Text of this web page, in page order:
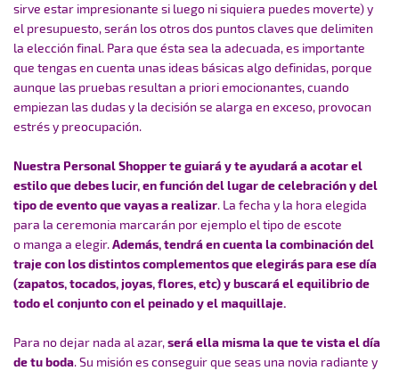
sirve estar impresionante si luego ni siquiera puedes moverte) y
el presupuesto, serán los otros dos puntos claves que delimiten
la elección final. Para que ésta sea la adecuada, es importante
que tengas en cuenta unas ideas básicas algo definidas, porque
aunque las pruebas resultan a priori emocionantes, cuando
empiezan las dudas y la decisión se alarga en exceso, provocan
estrés y preocupación.
Nuestra Personal Shopper te guiará y te ayudará a acotar el
estilo que debes lucir, en función del lugar de celebración y del
tipo de evento que vayas a realizar. La fecha y la hora elegida
para la ceremonia marcarán por ejemplo el tipo de escote
o manga a elegir.Además, tendrá en cuenta la combinación del
traje con los distintos complementos que elegirás para ese día
(zapatos, tocados, joyas, flores, etc) y buscará el equilibrio de
todo el conjunto con el peinado y el maquillaje.
Para no dejar nada al azar,será ella misma la que te vista el día
de tu boda. Su misión es conseguir que seas una novia radiante y